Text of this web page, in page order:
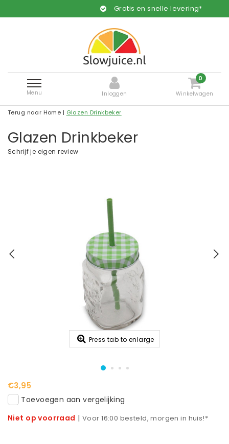
Gratis en snelle levering*
Menu Inloggen
0
Winkelwagen
Terug naar Home | Glazen Drinkbeker
Glazen Drinkbeker
Schrijf je eigen review
Press tab to enlarge
€3,95
Toevoegen aan vergelijking
Niet op voorraad | Voor 16:00 besteld, morgen in huis!*